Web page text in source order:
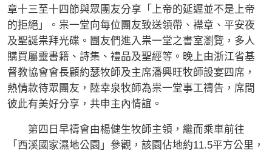
章十三至十四節與眾團友分享「上帝的延遲並不是上帝
的拒絕」。祟一堂向每位團友致送領帶、襟章、平安夜
及聖誕祟拜光碟。團友們進入祟一堂之書室瀏覽，多人
購買屬靈書籍、詩集、禮品及聖經等。晚上由浙江省基
督教協會會長顧約瑟牧師及主席潘興旺牧師設宴四席，
熱情款待眾團友，陸幸泉牧師為祟一堂事工禱告，席間
彼此有美好分享，共申主內情誼。
第四日早禱會由楊健生牧師主領，繼而乘車前往
「西溪國家濕地公園」參觀，該園佔地約11.5平方公里，